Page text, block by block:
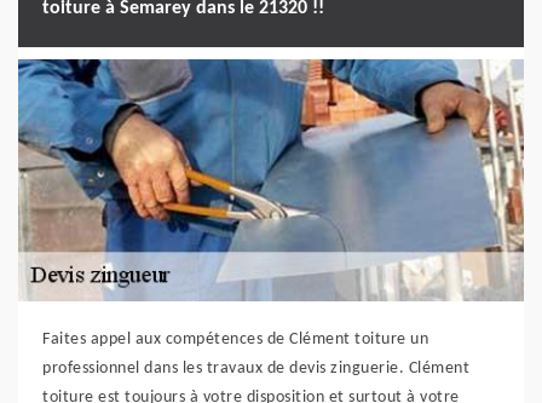
toiture à Semarey dans le 21320 !!
Faites appel aux compétences de Clément toiture un
professionnel dans les travaux de devis zinguerie. Clément
toiture est toujours à votre disposition et surtout à votre